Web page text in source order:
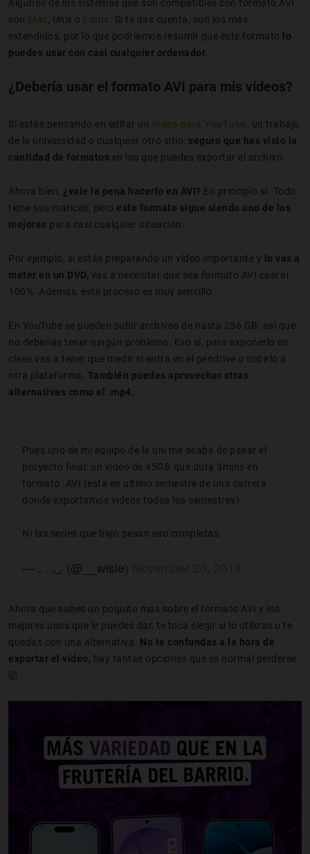
Algunos de los sistemas que son compatibles con formato AVI
son Mac , Unix o Linux . Si te das cuenta, son los más
extendidos, por lo que podríamos resumir que este formato
lo
puedes usar con casi cualquier ordenador
¿Debería usar el formato AVI para mis vídeos?
Si estás pensando en editar un vídeo para YouTube , un trabajo
de la universidad o cualquier otro sitio, seguro que has visto la
cantidad de formatos en los que puedes exportar el archivo.
Ahora bien, ¿vale la pena hacerlo en AVI? En principio sí. Todo
tiene sus matices, pero este formato sigue siendo uno de los
mejores para casi cualquier situación.
Por ejemplo, si estás preparando un vídeo importante y
lo vas a
meter en un DVD, vas a necesitar que sea formato AVI casi al
100%. Además, este proceso es muy sencillo.
En YouTube se pueden subir archivos de hasta 256 GB, así que
no deberías tener ningún problema. Eso sí, para exponerlo en
clase vas a tener que medir si entra en el pendrive o subirlo a
otra plataforma. También puedes aprovechar otras
alternativas como el .mp4.
Pues uno de mi equipo de la uni me acaba de pasar el
proyecto final: un video de 45GB que dura 3mins en
formato .AVI (esta en ultimo semestre de una carrera
donde exportamos videos todos los semestres)
Ni las series que bajo pesan eso completas.
— . . ◡ (@__wisie) November 20, 2018
Ahora que sabes un poquito más sobre el formato AVI y los
mejores usos que le puedes dar, te toca elegir si lo utilizas o te
quedas con una alternativa. No te confundas a la hora de
exportar el vídeo,
hay tantas opciones que es normal perderse.
🤯